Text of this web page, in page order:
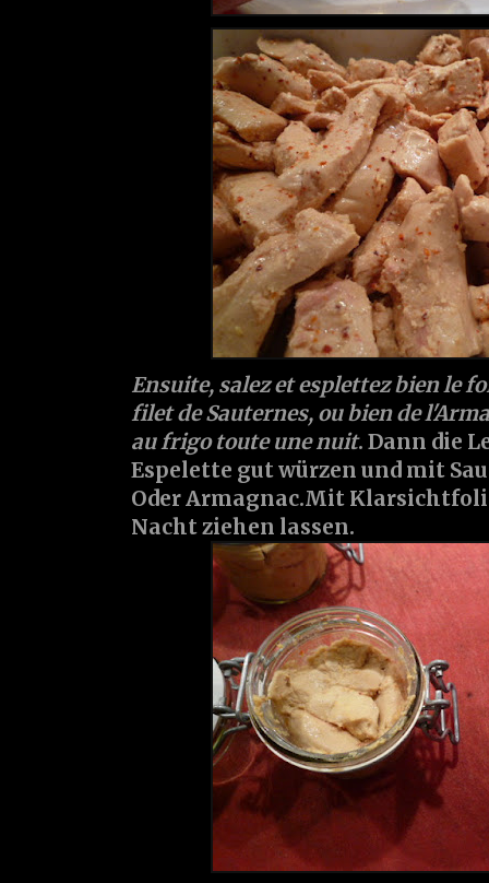
Ensuite, salez et esplettez bien le
filet de Sauternes, ou bien de
au frigo toute une nuit. Dann die
Espelette gut würzen und mit
Oder Armagnac.Mit
Nacht ziehen lassen.